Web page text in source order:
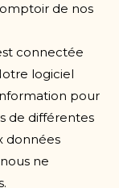
de nos
connectée
logiciel
pour
de différentes
données
ne